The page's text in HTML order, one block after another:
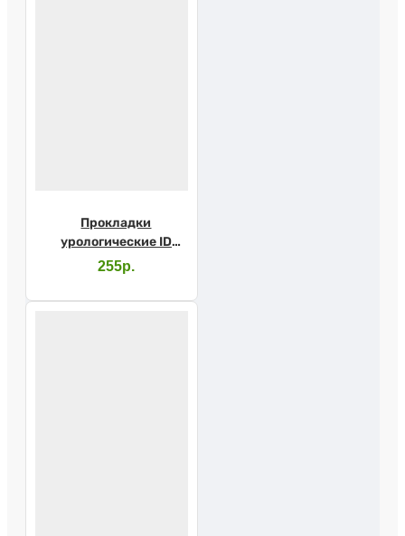
Прокладки
урологические ID
Light Advanced normal
255р.